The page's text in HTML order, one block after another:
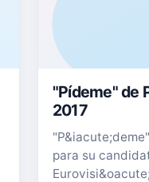
"Pídeme" de
2017
para su